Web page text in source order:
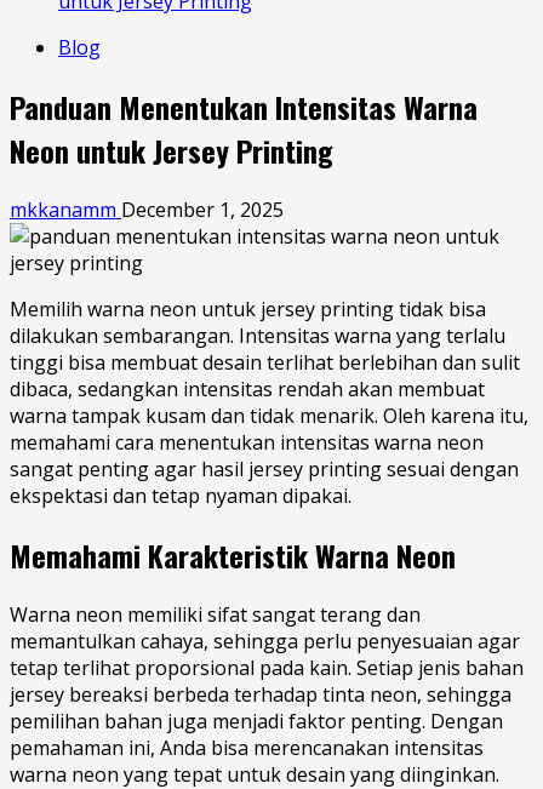
Blog
Panduan Menentukan Intensitas Warna
Neon untuk Jersey Printing
mkkanamm December 1, 2025
Memilih warna neon untuk jersey printing tidak bisa
dilakukan sembarangan. Intensitas warna yang terlalu
tinggi bisa membuat desain terlihat berlebihan dan sulit
dibaca, sedangkan intensitas rendah akan membuat
warna tampak kusam dan tidak menarik. Oleh karena itu,
memahami cara menentukan intensitas warna neon
sangat penting agar hasil jersey printing sesuai dengan
ekspektasi dan tetap nyaman dipakai.
Memahami Karakteristik Warna Neon
Warna neon memiliki sifat sangat terang dan
memantulkan cahaya, sehingga perlu penyesuaian agar
tetap terlihat proporsional pada kain. Setiap jenis bahan
jersey bereaksi berbeda terhadap tinta neon, sehingga
pemilihan bahan juga menjadi faktor penting. Dengan
pemahaman ini, Anda bisa merencanakan intensitas
warna neon yang tepat untuk desain yang diinginkan.